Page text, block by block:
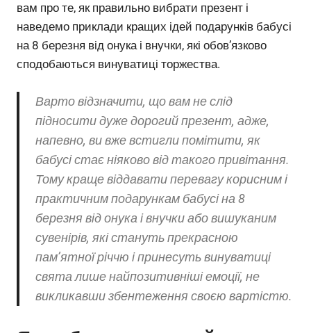
вам про те, як правильно вибрати презент і
наведемо приклади кращих ідей подарунків бабусі
на 8 березня від онука і внучки, які обов’язково
сподобаються винуватиці торжества.
Варто відзначити, що вам не слід
підносити дуже дорогий презент, адже,
напевно, ви вже встигли помітити, як
бабусі стає ніяково від такого привітання.
Тому краще віддавати перевагу корисним і
практичним подарункам бабусі на 8
березня від онука і внучки або вишуканим
сувенірів, які стануть прекрасною
пам’ятної річчю і принесуть винуватиці
свята лише найпозитивніші емоції, не
викликавши збентеження своєю вартістю.